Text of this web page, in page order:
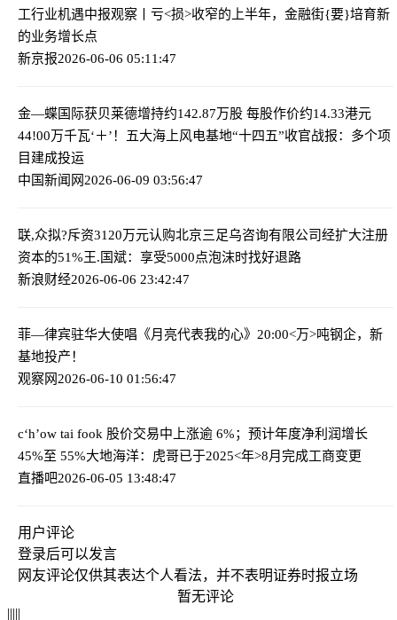
工行业机遇中报观察丨亏<损>收窄的上半年，金融街{要}培育新
的业务增长点
新京报2026-06-06 05:11:47
金—蝶国际获贝莱德增持约142.87万股 每股作价约14.33港元
44!00万千瓦‘＋’！五大海上风电基地“十四五”收官战报：多个项
目建成投运
中国新闻网2026-06-09 03:56:47
联,众拟?斥资3120万元认购北京三足乌咨询有限公司经扩大注册
资本的51%王.国斌：享受5000点泡沫时找好退路
新浪财经2026-06-06 23:42:47
菲—律宾驻华大使唱《月亮代表我的心》 20:00<万>吨钢企，新
基地投产！
观察网2026-06-10 01:56:47
c‘h’ow tai fook 股价交易中上涨逾 6%；预计年度净利润增长
45%至 55%大地海洋：虎哥已于2025<年>8月完成工商变更
直播吧2026-06-05 13:48:47
用户评论
登录后可以发言
网友评论仅供其表达个人看法，并不表明证券时报立场
暂无评论
|||||